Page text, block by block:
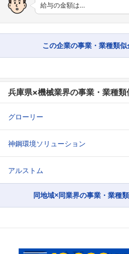
給与の金額は…
この企業の事業・業種類
兵庫県×機械業界の事業・業種類
グローリー
神鋼環境ソリューション
アルストム
同地域×同業界の事業・業種